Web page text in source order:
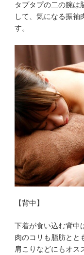
タプタプの二の腕は
して、気になる振袖
す。
【背中】
下着が食い込む背中
肉のコリも脂肪とと
肩こりなどにもオス